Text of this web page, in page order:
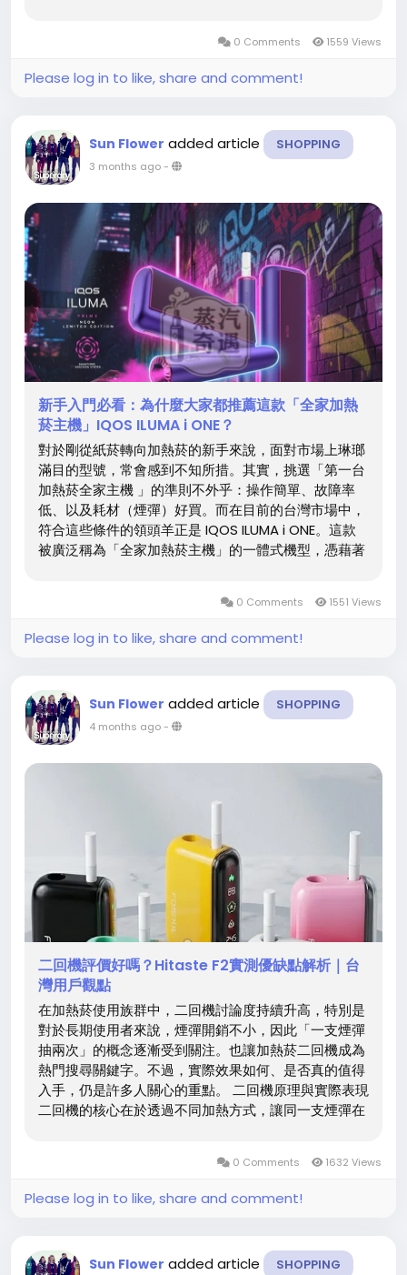
的個性化需求。​此外，主機採用磁吸式煙彈設計，安裝
簡便，密封性良好，有效防止漏油現象。​ 性能表現...
0 Comments 1559 Views
Please log in to like, share and comment!
Sun Flower added article SHOPPING
3 months ago-
新手入門必看：為什麼大家都推薦這款「全家加熱
菸主機」IQOS ILUMA i ONE？
對於剛從紙菸轉向加熱菸的新手來說，面對市場上琳瑯
滿目的型號，常會感到不知所措。其實，挑選「第一台
加熱菸全家主機 」的準則不外乎：操作簡單、故障率
低、以及耗材（煙彈）好買。而在目前的台灣市場中，
符合這些條件的領頭羊正是 IQOS ILUMA i ONE。這款
被廣泛稱為「全家加熱菸主機」的一體式機型，憑藉著
體機」特別適合新手？首先是操作上的「零門檻」。很
多分離式全家加熱煙主機需要按鍵啟動或注意充電盒與
棒子的連接狀態，但 ILUMA i ONE 簡化了一切流程：滑
傳統習慣最為接近，且新一代的 FlexPuff...
0 Comments 1551 Views
Please log in to like, share and comment!
Sun Flower added article SHOPPING
4 months ago-
二回機評價好嗎？Hitaste F2實測優缺點解析｜台
灣用戶觀點
在加熱菸使用族群中，二回機討論度持續升高，特別是
對於長期使用者來說，煙彈開銷不小，因此「一支煙彈
抽兩次」的概念逐漸受到關注。也讓加熱菸二回機成為
熱門搜尋關鍵字。不過，實際效果如何、是否真的值得
入手，仍是許多人關心的重點。 二回機原理與實際表現
二回機的核心在於透過不同加熱方式，讓同一支煙彈在
部環繞補熱，使煙彈剩餘菸草能再次被利用。 從實測角
度來看，「加熱菸抽兩次」是可行的，但效果取決於設
備控溫能力。多數情況下，第二次口感約維持在第一次
因此，IQOS二回機並非完全替代，而是提升使用效率
的一種方式。 Hitaste F2優缺點分析 目前市面上加熱
0 Comments 1632 Views
Please log in to like, share and comment!
Sun Flower added article SHOPPING